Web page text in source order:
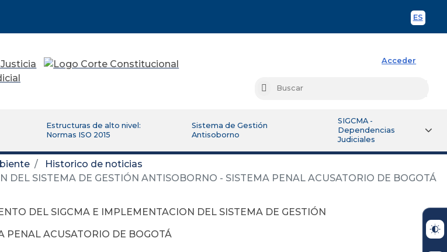
ES
Acceder
Buscar
Estructuras de alto nivel:
Normas ISO 2015
Sistema de Gestión
Antisoborno
SIGCMA -
Dependencias
Judiciales
Historico de noticias
SISTEMA DE GESTIÓN ANTISOBORNO - SISTEMA PENAL ACUSATORIO DE BOGOTÁ
DEL SIGCMA E IMPLEMENTACION DEL SISTEMA DE GESTIÓN
PENAL ACUSATORIO DE BOGOTÁ